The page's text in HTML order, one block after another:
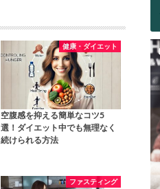
健康・ダイエット
空腹感を抑える簡単なコツ5
選！ダイエット中でも無理なく
続けられる方法
ファスティング